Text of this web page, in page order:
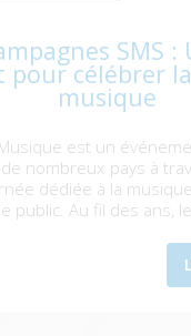
SMS
pour célébrer
musique
est un
nombreux pays à
dédiée à la
public. Au fil des ans,